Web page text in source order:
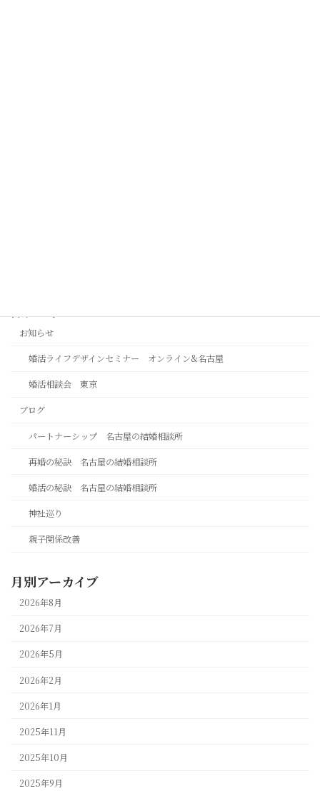
お知らせ
婚活ライフデザインセミナー オンライン&名古屋
婚活相談会 東京
ブログ
パートナーシップ 名古屋の結婚相談所
再婚の秘訣 名古屋の結婚相談所
婚活の秘訣 名古屋の結婚相談所
神社巡り
親子関係改善
月別アーカイブ
2026年8月
2026年7月
2026年5月
2026年2月
2026年1月
2025年11月
2025年10月
2025年9月